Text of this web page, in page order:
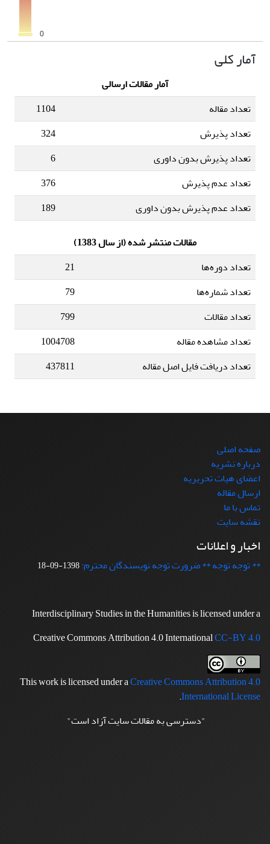
آمار کلی
آمار مقالات ارسالی
تعداد مقاله
1104
تعداد پذیرش
324
تعداد پذیرش بدون داوری
6
تعداد عدم پذیرش
376
تعداد عدم پذیرش بدون داوری
189
مقالات منتشر شده (از سال 1383)
تعداد دوره‌ها
21
تعداد شماره‌ها
79
تعداد مقالات
799
تعداد مشاهده مقاله
1004708
تعداد دریافت فایل اصل مقاله
437811
صفحه اصلی
درباره نشریه
اعضای هیات تحریریه
ارسال مقاله
تماس با ما
نقشه سایت
اخبار و اعلانات
** توجه توجه ** ضرورت توجه نویسندگان محترم:1398-09-18
Interdisciplinary Studies in the Humanities is licensed under a
Creative Commons Attribution 4.0 InternationalCC-BY 4.0
This work is licensed under aCreative Commons Attribution 4.0
International License
.
"دسترسی به مقالات سایت آزاد است"